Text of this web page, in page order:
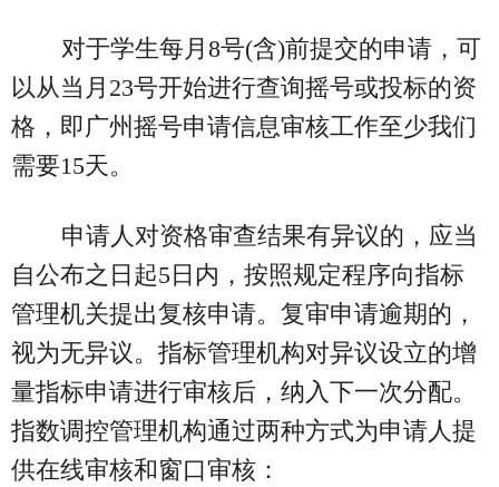
对于学生每月8号(含)前提交的申请，可
以从当月23号开始进行查询摇号或投标的资
格，即广州摇号申请信息审核工作至少我们
需要15天。
申请人对资格审查结果有异议的，应当
自公布之日起5日内，按照规定程序向指标
管理机关提出复核申请。复审申请逾期的，
视为无异议。指标管理机构对异议设立的增
量指标申请进行审核后，纳入下一次分配。
指数调控管理机构通过两种方式为申请人提
供在线审核和窗口审核：